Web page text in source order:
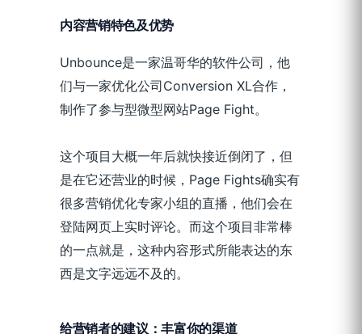
内容营销特色及优势
Unbounce是一家温哥华的软件公司，他
们与一家优化公司Conversion XL合作，
制作了参与型微型网站Page Fight。
这个项目大概一年后就快接近倒闭了，但
是在它还营业的时候，Page Fights确实有
很多营销优化专家小组的直播，他们会在
登陆网页上实时评论。而这个项目非常棒
的一点就是，这种内容形式所能表达的东
西是文字远远不及的。
给营销者的建议：丰富你的渠道